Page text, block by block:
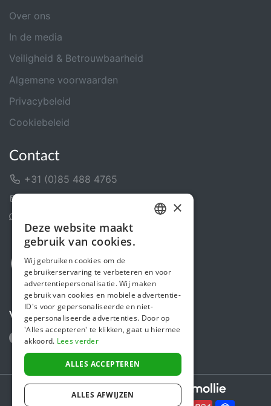
Over ons
In de media
Veiligheid & Betrouwbaarheid
Algemene voorwaarden
Privacybeleid
Cookiebeleid
Contact
+31 (0)85 488 4765
Volg ons
Secure payments powered by
ENGLISH
×
Deze website maakt
gebruik van cookies.
Wij gebruiken cookies om de
gebruikerservaring te verbeteren en voor
advertentiepersonalisatie. Wij maken
gebruik van cookies en mobiele advertentie-
ID's voor gepersonaliseerde en niet-
gepersonaliseerde advertenties. Door op
'Alles accepteren' te klikken, gaat u hiermee
akkoord. Lees verder
ALLES ACCEPTEREN
ALLES AFWIJZEN